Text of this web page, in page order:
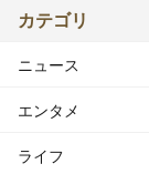
カテゴリ
ニュース
エンタメ
ライフ